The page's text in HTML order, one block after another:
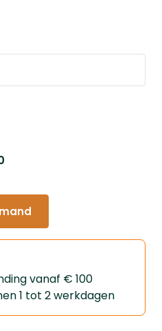
vanaf € 100
1 tot 2 werkdagen